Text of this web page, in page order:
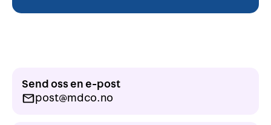
Send oss en e-post
post@mdco.no